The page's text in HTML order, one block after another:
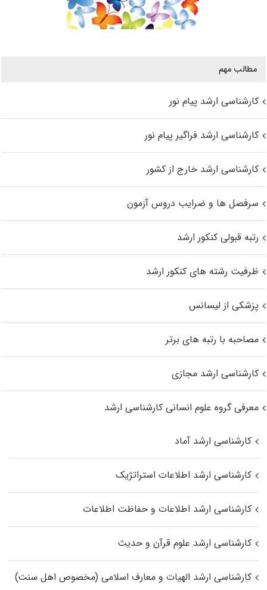
مطالب مهم
کارشناسی ارشد پیام نور
کارشناسی ارشد فراگیر پیام نور
کارشناسی ارشد خارج از کشور
سرفصل ها و ضرایب دروس آزمون
رتبه قبولی کنکور ارشد
ظرفیت رشته های کنکور ارشد
پزشکی از لیسانس
مصاحبه با رتبه های برتر
کارشناسی ارشد مجازی
معرفی گروه علوم انسانی کارشناسی ارشد
کارشناسی ارشد آماد
کارشناسی ارشد اطلاعات استراتژیک
کارشناسی ارشد اطلاعات و حفاظت اطلاعات
کارشناسی ارشد علوم قرآن و حدیث
کارشناسی ارشد الهیات و معارف اسلامی (مخصوص اهل سنت)